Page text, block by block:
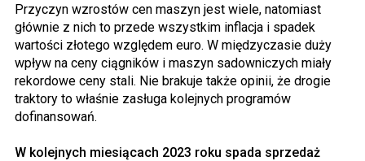
Przyczyn wzrostów cen maszyn jest wiele, natomiast
głównie z nich to przede wszystkim inflacja i spadek
wartości złotego względem euro. W międzyczasie duży
wpływ na ceny ciągników i maszyn sadowniczych miały
rekordowe ceny stali. Nie brakuje także opinii, że drogie
traktory to właśnie zasługa kolejnych programów
dofinansowań.
W kolejnych miesiącach 2023 roku spada sprzedaż